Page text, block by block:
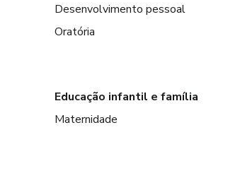
Desenvolvimento pessoal
Oratória
Educação infantil e família
Maternidade